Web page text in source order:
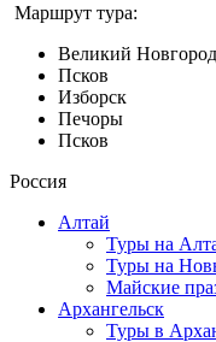
Маршрут тура:
Великий Новгород
Псков
Изборск
Печоры
Псков
Россия
Алтай
Туры на
Туры на
Майские
Архангельск
Туры в